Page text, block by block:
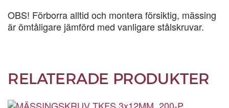
OBS! Förborra alltid och montera försiktig, mässing
är ömtåligare jämförd med vanligare stålskruvar.
RELATERADE PRODUKTER